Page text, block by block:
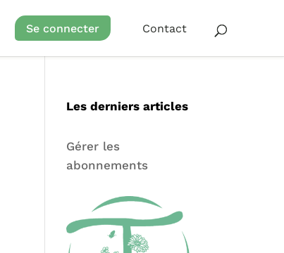
Se connecter Contact
Les derniers articles
Gérer les
abonnements